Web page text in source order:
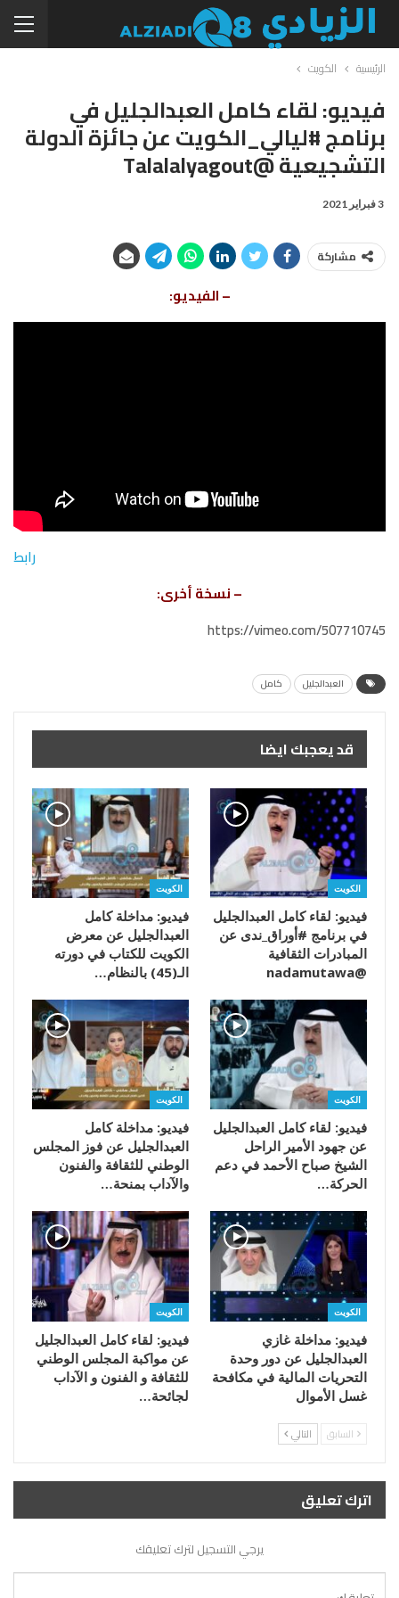
الرئيسية الكويت
فيديو: لقاء كامل العبدالجليل في
برنامج #ليالي_الكويت عن جائزة الدولة
التشجيعية @talalalyagout
3 فبراير 2021
مشاركة
– الفيديو:
رابط
– نسخة أخرى:
https://vimeo.com/507710745
العبدالجليل كامل
قد يعجبك ايضا
الكويت
فيديو: لقاء كامل العبدالجليل
في برنامج #أوراق_ندى عن
المبادرات الثقافية
@nadamutawa
الكويت
فيديو: مداخلة كامل
العبدالجليل عن معرض
الكويت للكتاب في دورته
الـ(45) بالنظام…
الكويت
فيديو: لقاء كامل العبدالجليل
عن جهود الأمير الراحل
الشيخ صباح الأحمد في دعم
الحركة…
الكويت
فيديو: مداخلة كامل
العبدالجليل عن فوز المجلس
الوطني للثقافة والفنون
والآداب بمنحة…
الكويت
فيديو: مداخلة غازي
العبدالجليل عن دور وحدة
التحريات المالية في مكافحة
غسل الأموال
الكويت
فيديو: لقاء كامل العبدالجليل
عن مواكبة المجلس الوطني
للثقافة و الفنون و الآداب
لجائحة…
السابق التالي
اترك تعليق
يرجي التسجيل لترك تعليقك